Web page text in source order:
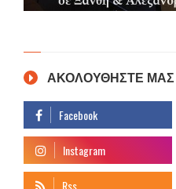
ΑΚΟΛΟΥΘΗΣΤΕ ΜΑΣ